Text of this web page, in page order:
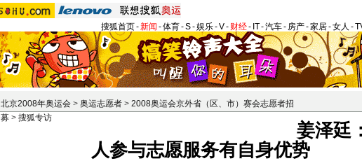
搜狐首页-新闻 -体育-S-娱乐-V- 财经- IT-汽车- 房产-家居-女人 -
北京2008年奥运会 > 奥运志愿者 > 2008奥运会京外省（区、市）赛会志愿者招
募 > 搜狐专访
姜泽廷
人参与志愿服务有自身优势